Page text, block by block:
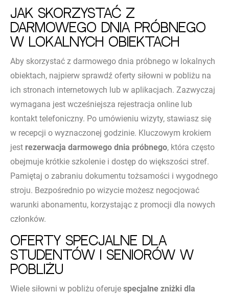
Jak skorzystać z
darmowego dnia próbnego
w lokalnych obiektach
Aby skorzystać z darmowego dnia próbnego w lokalnych
obiektach, najpierw sprawdź oferty siłowni w pobliżu na
ich stronach internetowych lub w aplikacjach. Zazwyczaj
wymagana jest wcześniejsza rejestracja online lub
kontakt telefoniczny. Po umówieniu wizyty, stawiasz się
w recepcji o wyznaczonej godzinie. Kluczowym krokiem
jest rezerwacja darmowego dnia próbnego, która często
obejmuje krótkie szkolenie i dostęp do większości stref.
Pamiętaj o zabraniu dokumentu tożsamości i wygodnego
stroju. Bezpośrednio po wizycie możesz negocjować
warunki abonamentu, korzystając z promocji dla nowych
członków.
Oferty specjalne dla
studentów i seniorów w
pobliżu
Wiele siłowni w pobliżu oferuje specjalne zniżki dla